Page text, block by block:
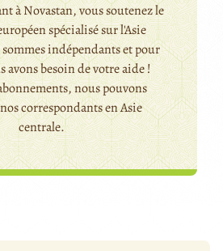
à Novastan, vous soutenez le
spécialisé sur l'Asie
indépendants et pour
avons besoin de votre aide !
nous pouvons
correspondants en Asie
centrale.